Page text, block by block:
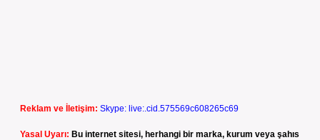
Reklam ve İletişim: Skype: live:.cid.575569c608265c69
Yasal Uyarı: Bu internet sitesi, herhangi bir marka, kurum veya şahıs